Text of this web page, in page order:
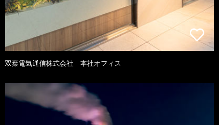
双葉電気通信株式会社 本社オフィス